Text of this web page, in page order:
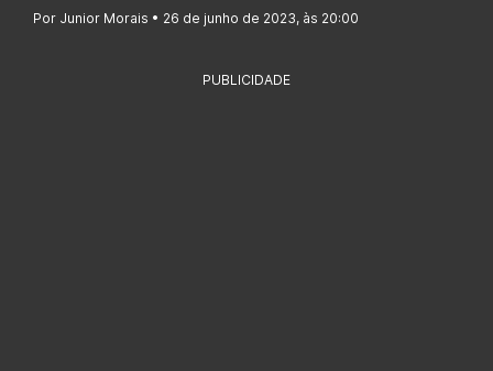
Por Junior Morais • 26 de junho de 2023, às 20:00
PUBLICIDADE